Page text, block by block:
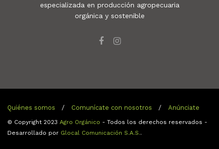
especializada en producción agropecuaria
orgánica y sostenible
Quiénes somos Comunícate con nosotros Anúnciate
© Copyright 2023 Agro Orgánico - Todos los derechos reservados -
Desarrollado por Glocal Comunicación S.A.S..